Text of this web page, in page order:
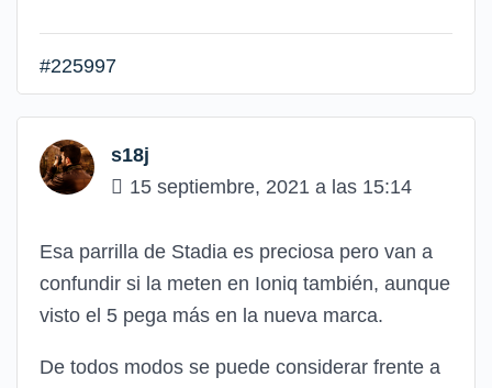
#225997
s18j
15 septiembre, 2021 a las 15:14
Esa parrilla de Stadia es preciosa pero van a
confundir si la meten en Ioniq también, aunque
visto el 5 pega más en la nueva marca.
De todos modos se puede considerar frente a